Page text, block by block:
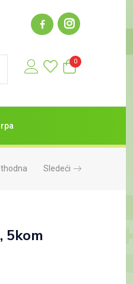
0
Sledeći
5kom